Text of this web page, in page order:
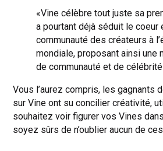
«Vine célèbre tout juste sa
a pourtant déjà séduit le coeur
communauté des créateurs à
mondiale, proposant ainsi une
de communauté et de célébrité
Vous l’aurez compris, les gagnants
sur Vine ont su concilier créativité,
souhaitez voir figurer vos Vines
soyez sûrs de n’oublier aucun de